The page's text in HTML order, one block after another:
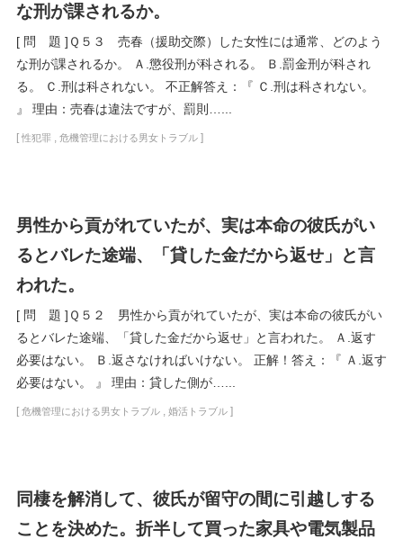
な刑が課されるか。
[ 問 題 ]Ｑ５３ 売春（援助交際）した女性には通常、どのよう
な刑が課されるか。 Ａ.懲役刑が科される。 Ｂ.罰金刑が科され
る。 Ｃ.刑は科されない。 不正解答え：『 Ｃ.刑は科されない。
』 理由：売春は違法ですが、罰則…...
[ 性犯罪 , 危機管理における男女トラブル]
男性から貢がれていたが、実は本命の彼氏がい
るとバレた途端、「貸した金だから返せ」と言
われた。
[ 問 題 ]Ｑ５２ 男性から貢がれていたが、実は本命の彼氏がい
るとバレた途端、「貸した金だから返せ」と言われた。 Ａ.返す
必要はない。 Ｂ.返さなければいけない。 正解！答え：『 Ａ.返す
必要はない。 』 理由：貸した側が…...
[ 危機管理における男女トラブル, 婚活トラブル]
同棲を解消して、彼氏が留守の間に引越しする
ことを決めた。折半して買った家具や電気製品